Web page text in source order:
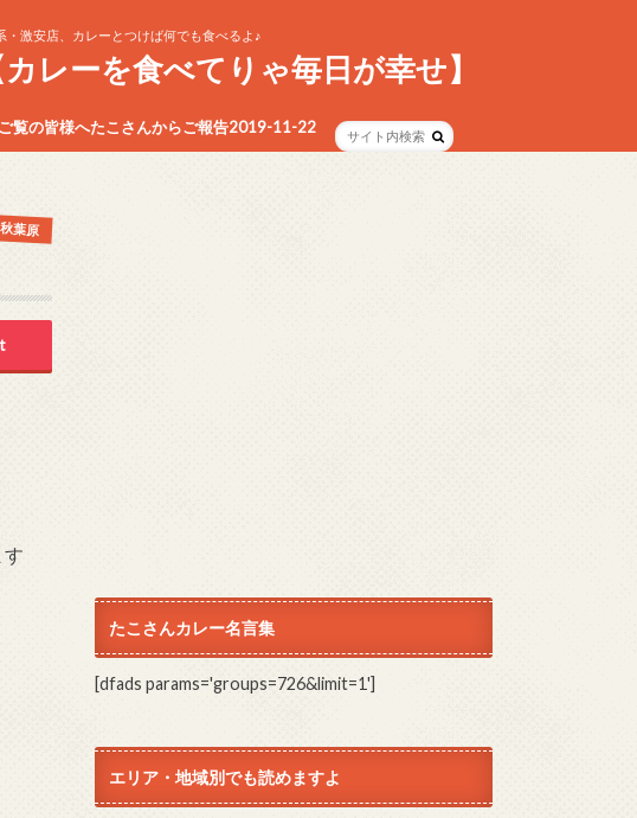
激安店、カレーとつけば何でも食べるよ♪
レーを食べてりゃ毎日が幸せ】
覧の皆様へたこさんからご報告2019-11-22
秋葉原
たこさんカレー名言集
[dfads params='groups=726&limit=1']
エリア・地域別でも読めますよ